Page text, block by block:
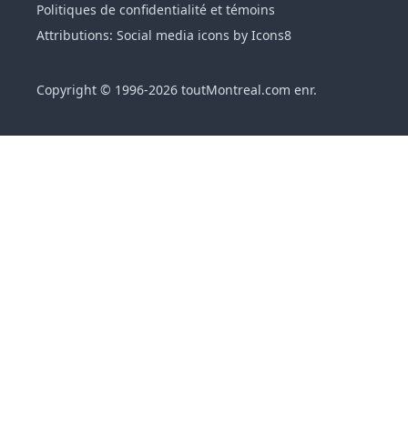
Politiques de confidentialité et témoins
Attributions: Social media icons by Icons8
Copyright © 1996-2026 toutMontreal.com enr.